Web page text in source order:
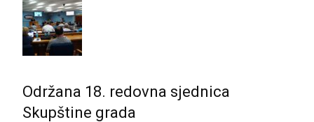
Održana 18. redovna sjednica
Skupštine grada